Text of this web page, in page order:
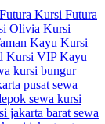
Kursi Futura
Olivia Kursi
Kayu Kursi
Kursi VIP Kayu
kursi bungur
pusat sewa
sewa kursi
jakarta barat sewa